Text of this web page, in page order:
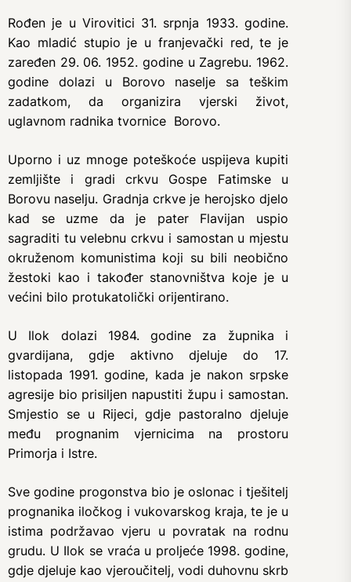
Rođen je u Virovitici 31. srpnja 1933. godine.
Kao mladić stupio je u franjevački red, te je
zaređen 29. 06. 1952. godine u Zagrebu. 1962.
godine dolazi u Borovo naselje sa teškim
zadatkom, da organizira vjerski život,
uglavnom radnika tvornice Borovo.
Uporno i uz mnoge poteškoće uspijeva kupiti
zemljište i gradi crkvu Gospe Fatimske u
Borovu naselju. Gradnja crkve je herojsko djelo
kad se uzme da je pater Flavijan uspio
sagraditi tu velebnu crkvu i samostan u mjestu
okruženom komunistima koji su bili neobično
žestoki kao i također stanovništva koje je u
većini bilo protukatolički orijentirano.
U Ilok dolazi 1984. godine za župnika i
gvardijana, gdje aktivno djeluje do 17.
listopada 1991. godine, kada je nakon srpske
agresije bio prisiljen napustiti župu i samostan.
Smjestio se u Rijeci, gdje pastoralno djeluje
među prognanim vjernicima na prostoru
Primorja i Istre.
Sve godine progonstva bio je oslonac i tješitelj
prognanika iločkog i vukovarskog kraja, te je u
istima podržavao vjeru u povratak na rodnu
grudu. U Ilok se vraća u proljeće 1998. godine,
gdje djeluje kao vjeroučitelj, vodi duhovnu skrb